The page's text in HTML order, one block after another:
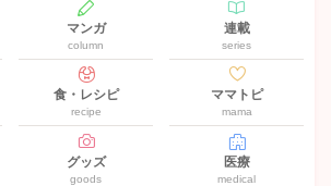
マンガ
column
連載
series
食・レシピ
recipe
ママトピ
mama
グッズ
goods
医療
medical